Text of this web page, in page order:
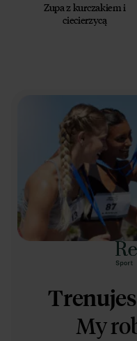
Zupa z kurczakiem i
ciecierzycą
My